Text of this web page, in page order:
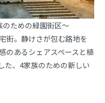
ための緑園街区～
街。静けさが包む路地を
のあるシェアスペースと植
た、4家族のための新しい